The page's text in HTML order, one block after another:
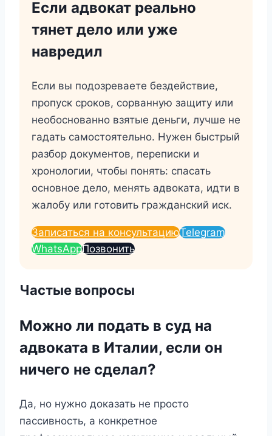
Если адвокат реально
тянет дело или уже
навредил
Если вы подозреваете бездействие,
пропуск сроков, сорванную защиту или
необоснованно взятые деньги, лучше не
гадать самостоятельно. Нужен быстрый
разбор документов, переписки и
хронологии, чтобы понять: спасать
основное дело, менять адвоката, идти в
жалобу или готовить гражданский иск.
Записаться на консультациюTelegram
WhatsAppПозвонить
Частые вопросы
Можно ли подать в суд на
адвоката в Италии, если он
ничего не сделал?
Да, но нужно доказать не просто
пассивность, а конкретное